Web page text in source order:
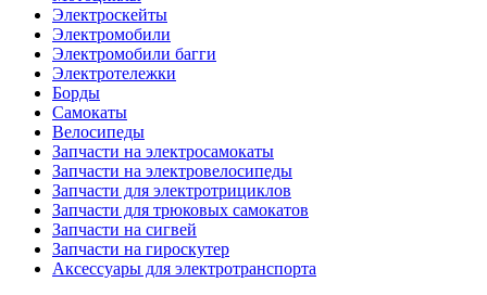
Электроскейты
Электромобили
Электромобили багги
Электротележки
Борды
Самокаты
Велосипеды
Запчасти на электросамокаты
Запчасти на электровелосипеды
Запчасти для электротрициклов
Запчасти для трюковых самокатов
Запчасти на сигвей
Запчасти на гироскутер
Аксессуары для электротранспорта